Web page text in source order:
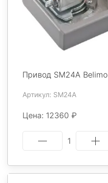
Привод SM24A Belimo
Артикул: SM24A
Цена: 12360 ₽
1